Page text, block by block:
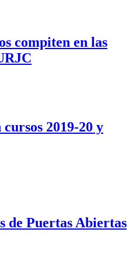
compiten en las
2019-20 y
de Puertas Abiertas